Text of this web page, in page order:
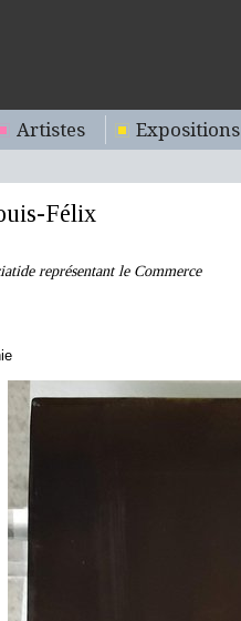
Artistes Expositions
Félix
représentant le Commerce